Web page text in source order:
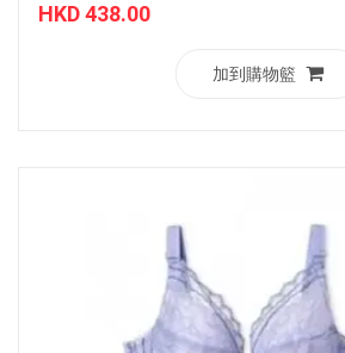
HKD 438.00
加到購物籃